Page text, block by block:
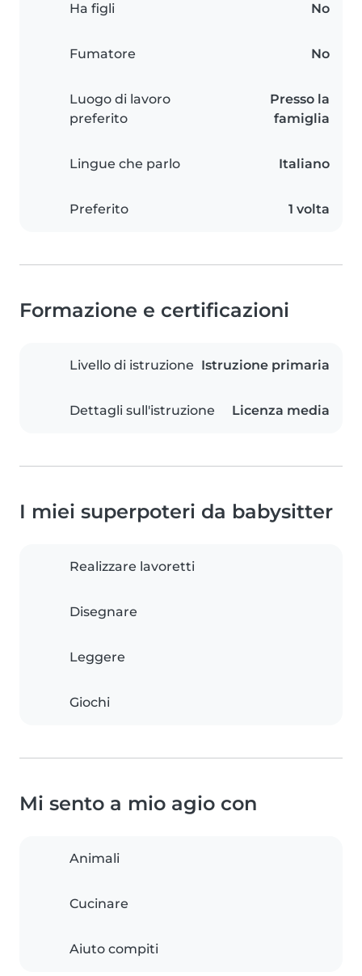
Ha figli No
Fumatore No
Luogo di lavoro
preferito
Presso la
famiglia
Lingue che parlo Italiano
Preferito 1 volta
Formazione e certificazioni
Livello di istruzione Istruzione primaria
Dettagli sull'istruzione Licenza media
I miei superpoteri da babysitter
Realizzare lavoretti
Disegnare
Leggere
Giochi
Mi sento a mio agio con
Animali
Cucinare
Aiuto compiti